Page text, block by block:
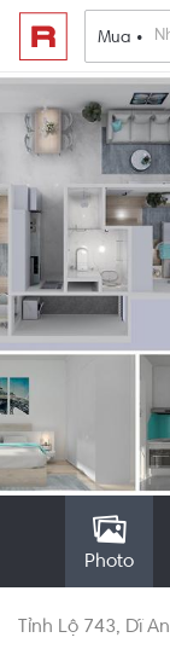
Mua •
Photo
Tỉnh Lộ 743 Dĩ An